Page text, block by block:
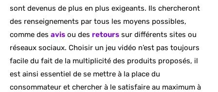
sont devenus de plus en plus exigeants. Ils chercheront
des renseignements par tous les moyens possibles,
comme des avis ou des retours sur différents sites ou
réseaux sociaux. Choisir un jeu vidéo n’est pas toujours
facile du fait de la multiplicité des produits proposés, il
est ainsi essentiel de se mettre à la place du
consommateur et chercher à le satisfaire au maximum à